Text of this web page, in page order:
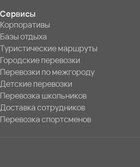
Сервисы
Корпоративы
Базы отдыха
Туристические маршруты
Городские перевозки
Перевозки по межгороду
Детские перевозки
Перевозка школьников
Доставка сотрудников
Перевозка спортсменов